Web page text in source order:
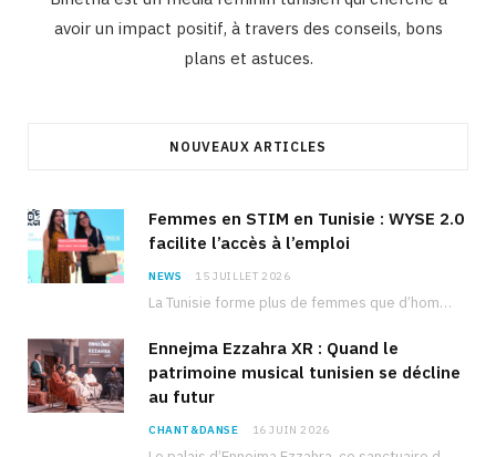
avoir un impact positif, à travers des conseils, bons
plans et astuces.
NOUVEAUX ARTICLES
Femmes en STIM en Tunisie : WYSE 2.0
facilite l’accès à l’emploi
NEWS 15 JUILLET 2026
La Tunisie forme plus de femmes que d’hommes dans les filières scientifiques. Pourtant, pour beaucoup…
Ennejma Ezzahra XR : Quand le
patrimoine musical tunisien se décline
au futur
CHANT&DANSE 16 JUIN 2026